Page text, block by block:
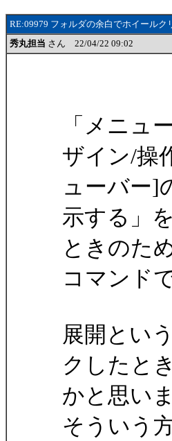
RE:09979 フォルダの余白でホイールク
秀丸担当 さん 22/04/22 09:02
「メニ
ザイン/操
ューバー]
示する」
ときのた
コマンド
展開とい
クしたと
かと思いま
そういう